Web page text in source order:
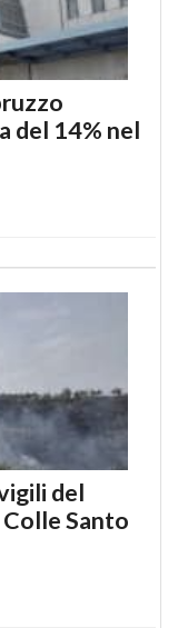
del 14% nel
del
Santo